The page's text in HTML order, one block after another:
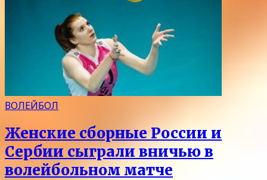
ВОЛЕЙБОЛ
Женские сборные России и
Сербии сыграли вничью в
волейбольном матче